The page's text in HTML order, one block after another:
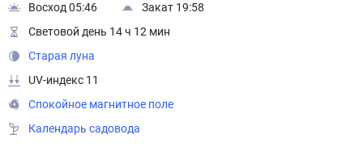
Восход 05:46
Закат 19:58
Световой день 14 ч 12 мин
Старая луна
UV-индекс 11
Спокойное магнитное поле
Календарь садовода